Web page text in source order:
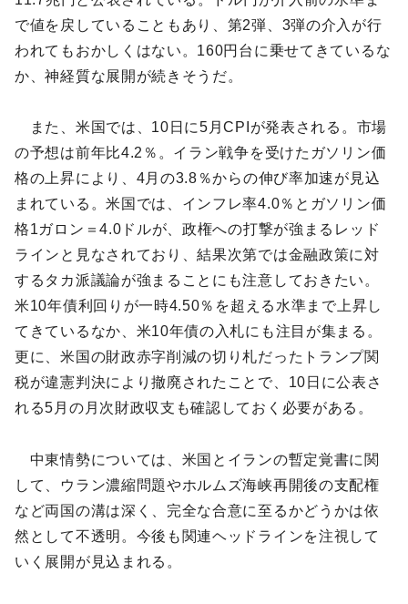
で値を戻していることもあり、第2弾、3弾の介入が行
われてもおかしくはない。160円台に乗せてきているな
か、神経質な展開が続きそうだ。
また、米国では、10日に5月CPIが発表される。市場
の予想は前年比4.2％。イラン戦争を受けたガソリン価
格の上昇により、4月の3.8％からの伸び率加速が見込
まれている。米国では、インフレ率4.0％とガソリン価
格1ガロン＝4.0ドルが、政権への打撃が強まるレッド
ラインと見なされており、結果次第では金融政策に対
するタカ派議論が強まることにも注意しておきたい。
米10年債利回りが一時4.50％を超える水準まで上昇し
てきているなか、米10年債の入札にも注目が集まる。
更に、米国の財政赤字削減の切り札だったトランプ関
税が違憲判決により撤廃されたことで、10日に公表さ
れる5月の月次財政収支も確認しておく必要がある。
中東情勢については、米国とイランの暫定覚書に関
して、ウラン濃縮問題やホルムズ海峡再開後の支配権
など両国の溝は深く、完全な合意に至るかどうかは依
然として不透明。今後も関連ヘッドラインを注視して
いく展開が見込まれる。